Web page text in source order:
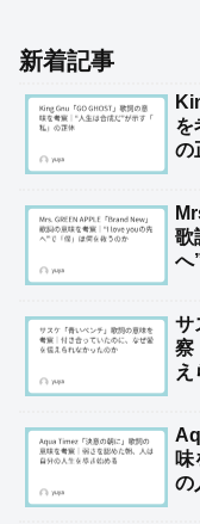
新着記事
を
の
歌
へ
サ
察
え
味
の